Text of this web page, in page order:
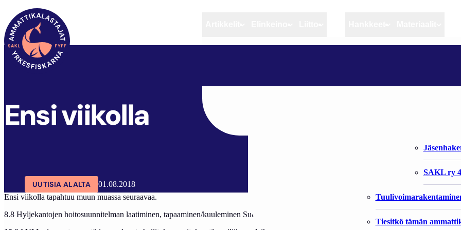
Artikkelit Elinkeino
Rannikko ja
Elinkeinokalatalouden
Kalat ja kalatalous
Vahinkoeläimet
Tiesitkö tämän
Liitto
Liiton
SAKL ry
SAKL ARTIKKELIT
Ensi viikolla
UUTISIA ALALTA
01.08.2018
Ensi viikolla tapahtuu muun muassa seuraavaa.
8.8 Hyljekantojen hoitosuunnitelman laatiminen, tapaaminen/kuuleminen Suomen Riistakeskus-SAKL, Turku (OS ja KJ)